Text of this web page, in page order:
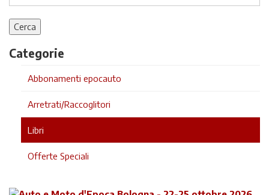
Categorie
Abbonamenti epocauto
Arretrati/Raccoglitori
Libri
Offerte Speciali